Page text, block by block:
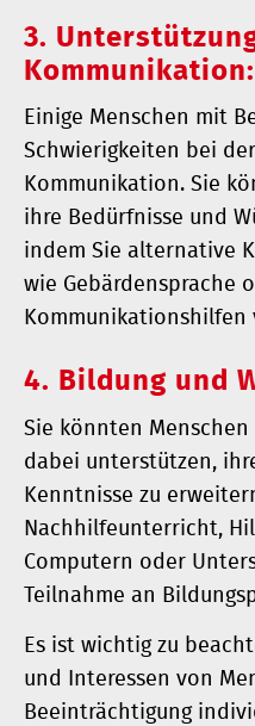
3.
Kommunikation:
Einige Menschen mit
Schwierigkeiten bei
Kommunikation. Sie
ihre Bedürfnisse und
indem Sie alternative
wie Gebärdensprache
Kommunikationshilfen
4. Bildung und
Sie könnten
dabei unterstützen,
Kenntnisse zu
Nachhilfeunterricht,
Computern oder
Teilnahme an
Es ist wichtig zu
und Interessen von
Beeinträchtigung